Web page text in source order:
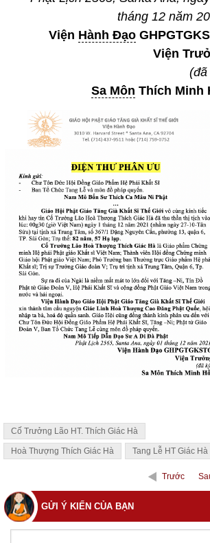
tháng 12 năm
Viện Hành Đạo
Viện
(đã
Sa Môn Thích Minh
Cố Trưởng Lão HT. Thích Giác Hà
Hoà Thượng Thích Giác Hà Tang Lễ HT Giác Hà
Trước
GỬI Ý KIẾN CỦA BẠN